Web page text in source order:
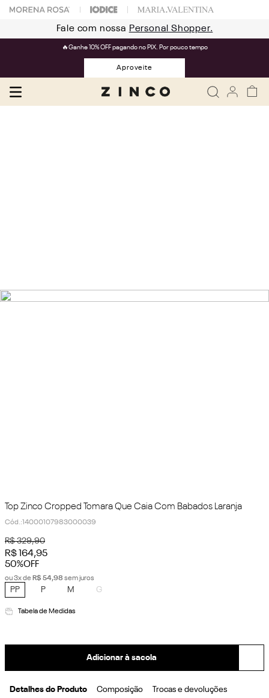
Fale com nossa Personal Shopper.
🔥Ganhe 10% OFF pagando no PIX. Por pouco tempo
Aproveite
Top Zinco Cropped Tomara Que Caia Com Babados Laranja
Cód.:14000107983000039
R$ 329,90
R$ 164,95
50%OFF
ou3x de R$ 54,98 sem juros
PP P M G
Tabela de Medidas
Adicionar à sacola
Detalhes do Produto Composição Trocas e devoluções